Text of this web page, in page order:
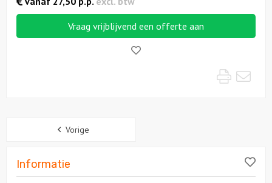
Feesten
Themafeesten
Vraag vrijblijvend een offerte aan
Like!
Print
Vorige
Informatie